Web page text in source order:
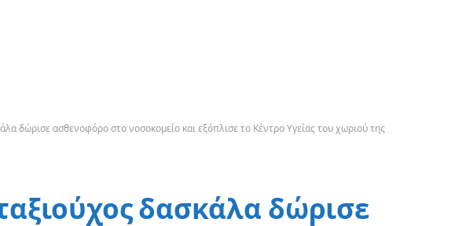
δώρισε ασθενοφόρο στο νοσοκομείο και εξόπλισε το Κέντρο Υγείας του χωριού της
δασκάλα δώρισε